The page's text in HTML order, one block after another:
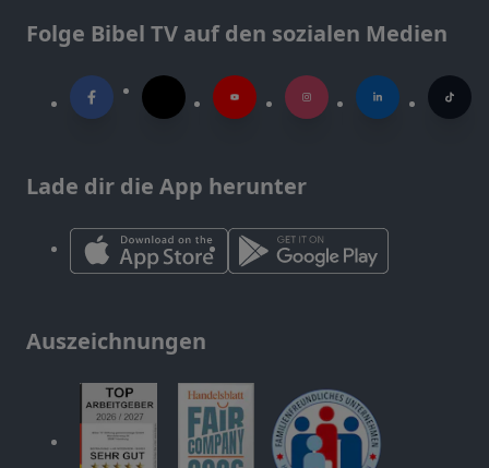
Folge Bibel TV auf den sozialen Medien
Lade dir die App herunter
Auszeichnungen